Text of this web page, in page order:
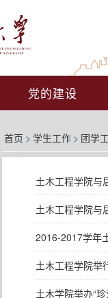
党的建设
首页 > 学生工作 > 团学
土木工程学院与
土木工程学院与
2016-2017学年
土木工程学院举
土木学院举办“